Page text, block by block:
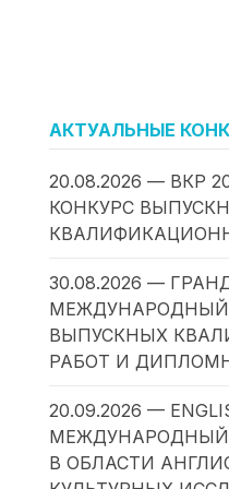
АКТУАЛЬНЫЕ
20.08.2026 — ВКР
КОНКУРС
30.08.2026 —
МЕЖДУНАРОДНЫЙ
ВЫПУСКНЫХ
РАБОТ И
20.09.2026 —
МЕЖДУНАРОДНЫЙ
В ОБЛАСТИ